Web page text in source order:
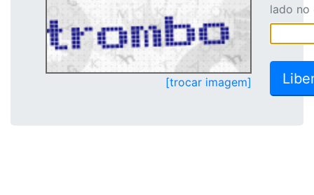
[trocar imagem]
lado no